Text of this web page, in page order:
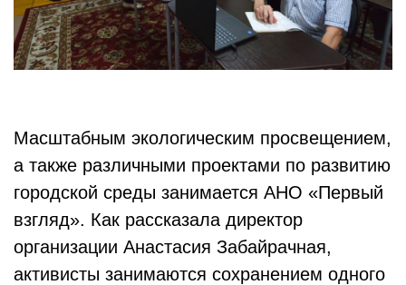
Масштабным экологическим просвещением,
а также различными проектами по развитию
городской среды занимается АНО «Первый
взгляд». Как рассказала директор
организации Анастасия Забайрачная,
активисты занимаются сохранением одного